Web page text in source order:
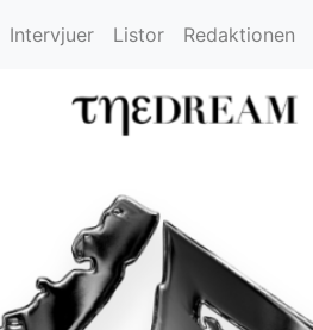
Intervjuer Listor Redaktionen